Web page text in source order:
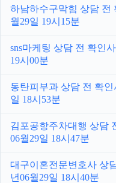
하남하수구막힘 상담 전
월29일 19시15분
sns마케팅 상담 전 확인
19시00분
동탄피부과 상담 전 확인
일 18시53분
김포공항주차대행 상담
06월29일 18시47분
대구이혼전문변호사 상
년06월29일 18시40분